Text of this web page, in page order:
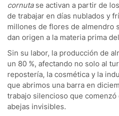
cornutase activan a partir de
de trabajar en días nublados y
millones de flores de almendro
dan origen a la materia prima
Sin su labor, la producción de
un 80 %, afectando no solo al
repostería, la cosmética y la
que abrimos una barra en
trabajo silencioso que
abejas invisibles.